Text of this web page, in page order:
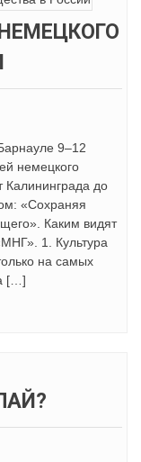
9–12
немецкого
Калининграда до
«Сохраняя
Каким видят
1. Культура
на самых
[…]